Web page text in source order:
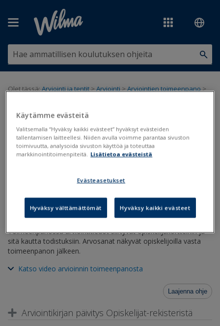
Olet tässä:Arviointi ja tentit>Arviointi>Arviointien toimeenpano>
Arvioinnin toimeenpano
Primuksessa
Elleivät opettajat toimeenpane arviointeja itse Wilmassa (ks.
), arvioinnit toimeenpannaan Primuksessa.
Toimeenpanossa arviointitiedot siirtyvät opiskelijakortteihin ja
sitä kautta todistuksiin. Arvosanat näkyvät opiskelijoilla vasta
toimeenpanon jälkeen.
Katso video arvioinnin toimeenpanosta
Laajenna ohje
Arviointikirjan päivitys Opiskelijat-rekisteristä
Käytämme evästeitä
Valitsemalla “Hyväksy kaikki evästeet” hyväksyt evästeiden
tallentamisen laitteellesi. Niiden avulla voimme parantaa sivuston
toimivuutta, analysoida sivuston käyttöä ja toteuttaa
markkinointitoimenpiteitä. Lisätietoa evästeistä
Evästeasetukset
Hyväksy välttämättömät Hyväksy kaikki evästeet